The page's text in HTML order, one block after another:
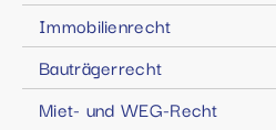
Immobilienrecht
Bauträgerrecht
Miet- und WEG-Recht